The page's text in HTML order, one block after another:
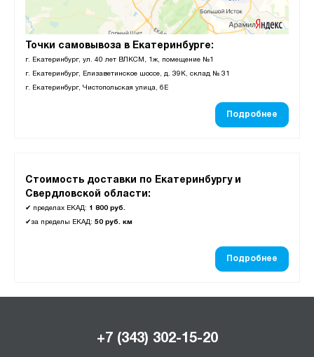
Точки самовывоза в Екатеринбурге:
г. Екатеринбург, ул. 40 лет ВЛКСМ, 1ж, помещение №1
г. Екатеринбург, Елизаветинское шоссе, д. 39К, склад № 31
г. Екатеринбург, Чистопольская улица, 6Е
Подробнее
Стоимость доставки по Екатеринбургу и
Свердловской области:
✔ пределах ЕКАД: 1 800 руб.
✔за пределы ЕКАД: 50 руб. км
Подробнее
+7 (343) 302-15-20